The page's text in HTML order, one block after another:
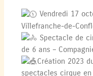
Vendredi 17
Villefranche-de-
Spectacle de
de 6 ans –
Création 2023
spectacles cirque